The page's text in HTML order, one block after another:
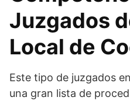
Juzgados
Local de
Este tipo de juzgados
una gran lista de